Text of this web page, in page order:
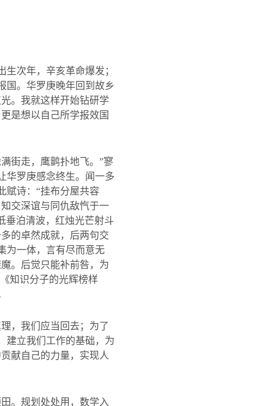
次年，辛亥革命爆发；
国。华罗庚晚年回到故乡
。我就这样开始钻研学
是想以自己所学报效国
街走，鹰鹯扑地飞。 ”寥
华罗庚感念终生。闻一多
诗： “挂布分屋共容
交深谊与同仇敌忾于一
垂泊清波，红烛光芒射斗
的卓然成就，后两句交
为一体，言有尽而意无
。后觉只能补前咎，为
知识分子的光辉榜样
，我们应当回去；为了
建立我们工作的基础，为
献自己的力量，实现人
。规划处处用，数学入